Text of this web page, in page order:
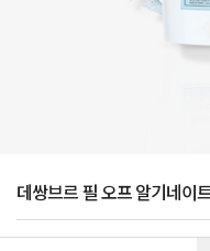
데쌍브르 필 오프 알기네이